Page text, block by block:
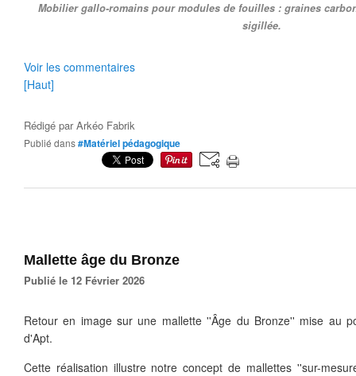
Mobilier gallo-romains pour modules de fouilles : graines
sigillée.
Voir les commentaires
[Haut]
Rédigé parArkéo Fabrik
Publié dans#Matériel pédagogique
Mallette âge du Bronze
Publié le 12 Février 2026
Retour en image sur une mallette ''Âge du Bronze'' mise au
d'Apt.
Cette réalisation illustre notre concept de mallettes ''sur-